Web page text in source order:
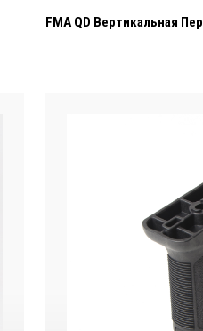
FMA QD Вертикальная